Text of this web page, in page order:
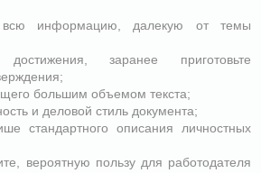
информацию, далекую от темы
заранее приготовьте
большим объемом текста;
и деловой стиль документа;
стандартного описания личностных
вероятную пользу для работодателя